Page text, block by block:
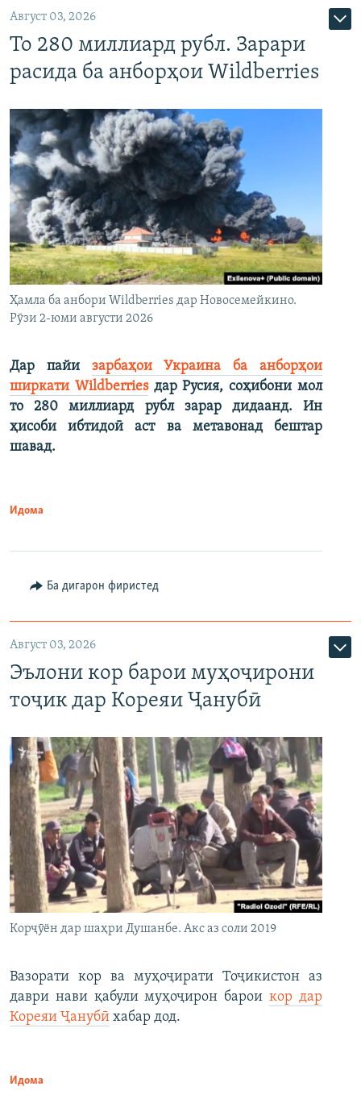
Август 03, 2026
То 280 миллиард рубл. Зарари
расида ба анборҳои Wildberries
Ҳамла ба анбори Wildberries дар Новосемейкино.
Рӯзи 2-юми августи 2026
Дар пайи зарбаҳои Украина ба анборҳои
ширкати Wildberriesдар Русия, соҳибони мол
то 280 миллиард рубл зарар дидаанд. Ин
ҳисоби ибтидоӣ аст ва метавонад бештар
шавад.
Идома
Ба дигарон фиристед
Август 03, 2026
Эълони кор барои муҳоҷирони
тоҷик дар Кореяи Ҷанубӣ
Корҷӯён дар шаҳри Душанбе. Акс аз соли 2019
Вазорати кор ва муҳоҷирати Тоҷикистон аз
даври нави қабули муҳоҷирон бароикор дар
Кореяи Ҷанубӣ хабар дод.
Идома